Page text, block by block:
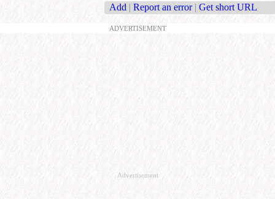
Add | Report an error | Get short URL
ADVERTISEMENT
Advertisement